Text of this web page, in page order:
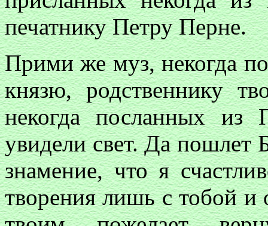
печатнику Петру Перне.
Прими же муз, некогда
князю, родственнику
некогда посланных
увидели свет. Да пошлет
знамение, что я
творения лишь с тобой